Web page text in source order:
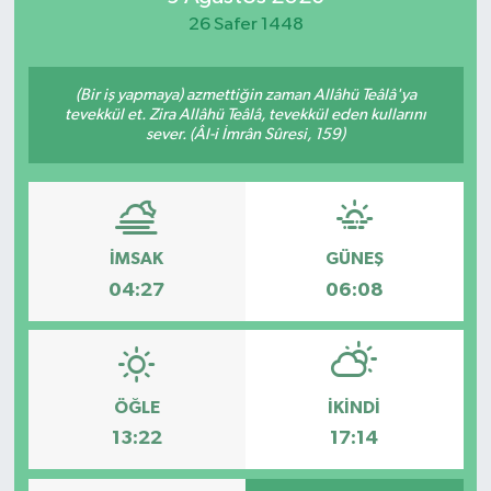
26 Safer 1448
(Bir iş yapmaya) azmettiğin zaman Allâhü Teâlâ'ya
tevekkül et. Zira Allâhü Teâlâ, tevekkül eden kullarını
sever. (Âl-i İmrân Sûresi, 159)
İMSAK
04:27
GÜNEŞ
06:08
ÖĞLE
13:22
İKINDI
17:14
Teknoloji